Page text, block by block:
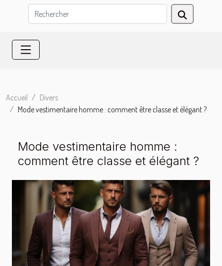
Accueil
Divers
Mode vestimentaire homme : comment être classe et élégant ?
Mode vestimentaire homme :
comment être classe et élégant ?